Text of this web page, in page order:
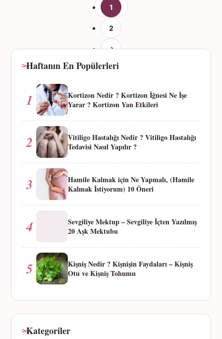
1
2
→
Haftanın En Popülerleri
1
Kortizon Nedir ? Kortizon İğnesi Ne İşe
Yarar ? Kortizon Yan Etkileri
2
Vitiligo Hastalığı Nedir ? Vitiligo Hastalığı
Tedavisi Nasıl Yapılır ?
3
Hamile Kalmak için Ne Yapmalı, (Hamile
Kalmak İstiyorum) 10 Öneri
4
Sevgiliye Mektup – Sevgiliye İçten Yazılmış
20 Aşk Mektubu
5
Kişniş Nedir ? Kişnişin Faydaları – Kişniş
Otu ve Kişniş Tohumu
Kategoriler